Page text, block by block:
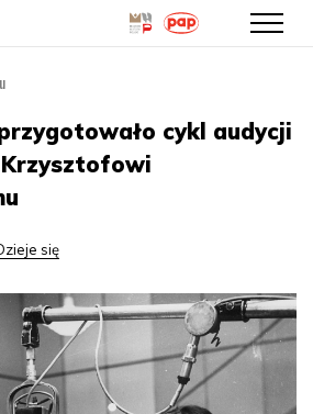
treści
cykl audycji
się